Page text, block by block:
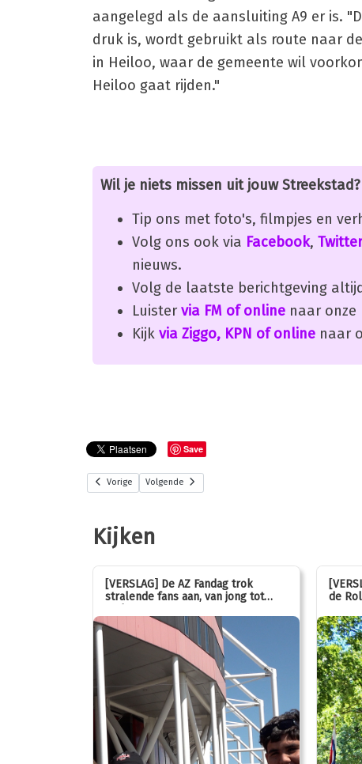
aangelegd als de aansluiting A9 er is.
druk is, wordt gebruikt als route naar
in Heiloo, waar de gemeente wil
Heiloo gaat rijden."
Wil je niets missen uit jouw Streekstad?
Tip ons met foto's, filmpjes en
Volg ons ook via Facebook, Twitter
nieuws.
Volg de laatste berichtgeving
Luister via FM of online naar onze
Kijk via Ziggo, KPN of online naar
Save
Vorige Volgende
Kijken
[VERSLAG] De AZ Fandag trok
stralende fans aan, van jong tot
de